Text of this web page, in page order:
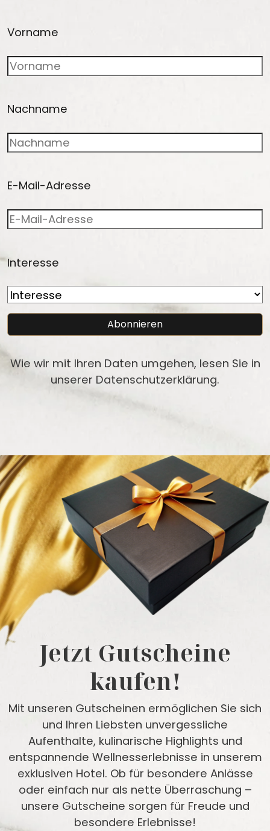
Vorname
Nachname
E-Mail-Adresse
Interesse
Wie wir mit Ihren Daten umgehen, lesen Sie in
unserer Datenschutzerklärung.
Jetzt Gutscheine
kaufen!
Mit unseren Gutscheinen ermöglichen Sie sich
und Ihren Liebsten unvergessliche
Aufenthalte, kulinarische Highlights und
entspannende Wellnesserlebnisse in unserem
exklusiven Hotel. Ob für besondere Anlässe
oder einfach nur als nette Überraschung –
unsere Gutscheine sorgen für Freude und
besondere Erlebnisse!